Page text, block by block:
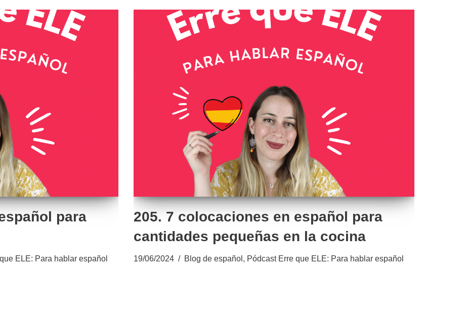
para
ELE: Para hablar español
205. 7 colocaciones en español para
cantidades pequeñas en la cocina
19/06/2024 Blog de español Pódcast Erre que ELE: Para hablar español